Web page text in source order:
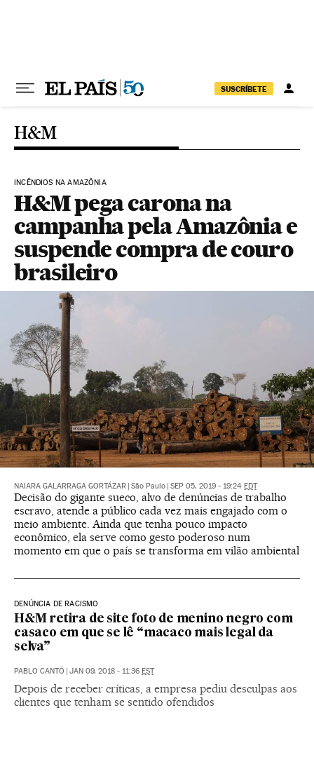
SUSCRÍBETE
H&M
INCÊNDIOS NA AMAZÔNIA
H&M pega carona na
campanha pela Amazônia e
suspende compra de couro
brasileiro
NAIARA GALARRAGA GORTÁZAR São Paulo SEP 05, 2019 - 19:24 EDT
Decisão do gigante sueco, alvo de denúncias de trabalho
escravo, atende a público cada vez mais engajado com o
meio ambiente. Ainda que tenha pouco impacto
econômico, ela serve como gesto poderoso num
momento em que o país se transforma em vilão ambiental
DENÚNCIA DE RACISMO
H&M retira de site foto de menino negro com
casaco em que se lê “macaco mais legal da
selva”
PABLO CANTÓ JAN 09, 2018 - 11:36 EST
Depois de receber críticas, a empresa pediu desculpas aos
clientes que tenham se sentido ofendidos